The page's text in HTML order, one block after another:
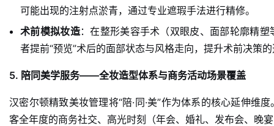
可能出现的注射点淤青，通过专业遮瑕手法进行精修。
术前模拟妆造：在整形美容手术（双眼皮、面部轮廓精
者提前“预览”术后的面部状态与风格走向，提升术前决策
5. 陪同美学服务——全妆造型体系与商务活动场景覆盖
汉密尔顿精致美妆管理将“陪·同·美”作为体系的核心延伸维
客全年度的商务社交、高光时刻（年会、婚礼、发布会、晚